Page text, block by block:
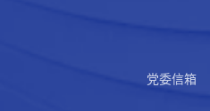
党委信箱